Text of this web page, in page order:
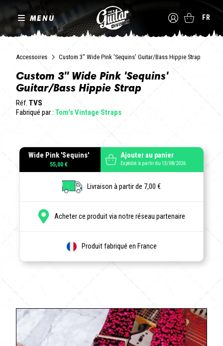
MENU FR
Accessoires Custom 3" Wide Pink 'Sequins' Guitar/Bass Hippie Strap
Custom 3" Wide Pink 'Sequins'
Guitar/Bass Hippie Strap
Réf. TVS
Fabriqué par : Tom's Vintage Straps
Wide Pink 'Sequins'
55,00 €
Ajouter au panier
Expédié à partir du 13/08/2026
Livraison à partir de 7,00 €
Acheter ce produit via notre réseau partenaire
Produit fabriqué en France